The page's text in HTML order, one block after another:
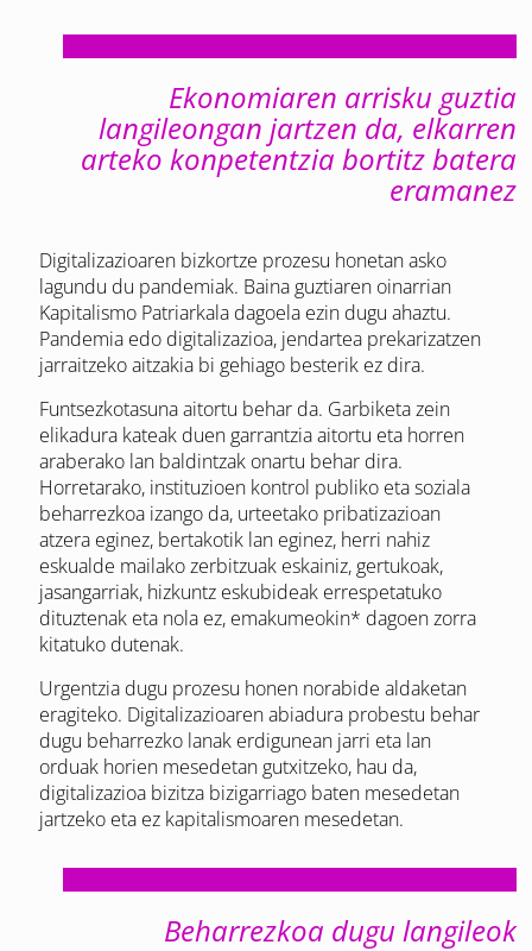
Ekonomiaren arrisku guztia
langileongan jartzen da, elkarren
arteko konpetentzia bortitz batera
eramanez
Digitalizazioaren bizkortze prozesu honetan asko
lagundu du pandemiak. Baina guztiaren oinarrian
Kapitalismo Patriarkala dagoela ezin dugu ahaztu.
Pandemia edo digitalizazioa, jendartea prekarizatzen
jarraitzeko aitzakia bi gehiago besterik ez dira.
Funtsezkotasuna aitortu behar da. Garbiketa zein
elikadura kateak duen garrantzia aitortu eta horren
araberako lan baldintzak onartu behar dira.
Horretarako, instituzioen kontrol publiko eta soziala
beharrezkoa izango da, urteetako pribatizazioan
atzera eginez, bertakotik lan eginez, herri nahiz
eskualde mailako zerbitzuak eskainiz, gertukoak,
jasangarriak, hizkuntz eskubideak errespetatuko
dituztenak eta nola ez, emakumeokin* dagoen zorra
kitatuko dutenak.
Urgentzia dugu prozesu honen norabide aldaketan
eragiteko. Digitalizazioaren abiadura probestu behar
dugu beharrezko lanak erdigunean jarri eta lan
orduak horien mesedetan gutxitzeko, hau da,
digitalizazioa bizitza bizigarriago baten mesedetan
jartzeko eta ez kapitalismoaren mesedetan.
Beharrezkoa dugu langileok